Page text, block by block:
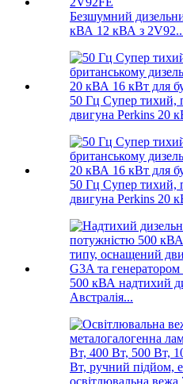
Безшумний
кВА 12 кВА з
50 Гц Супер тихий,
двигуна Perkins 20
50 Гц Супер тихий,
двигуна Perkins 20
500 кВА надтихий
Австралія...